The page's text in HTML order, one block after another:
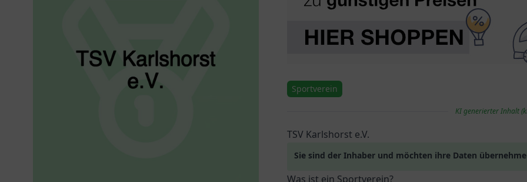
Sportverein
KI generierter Inhalt
TSV Karlshorst e.V.
Sie sind der Inhaber und möchten ihre Daten
Was ist ein Sportverein?